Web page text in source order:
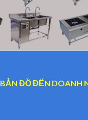
BẢN ĐỒ ĐẾN DOANH